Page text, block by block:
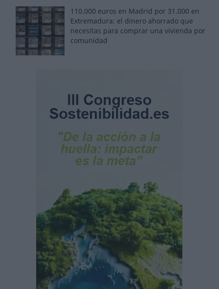
110.000 euros en Madrid por 31.000 en
Extremadura: el dinero ahorrado que
necesitas para comprar una vivienda por
comunidad